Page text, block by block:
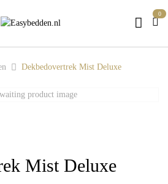
0
Dekbedovertrek Mist Deluxe
Mist Deluxe